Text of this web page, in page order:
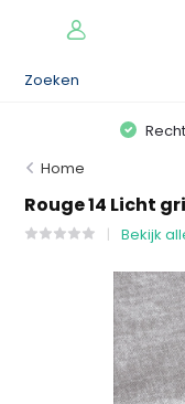
Home
Rouge 14 Licht
Bekijk